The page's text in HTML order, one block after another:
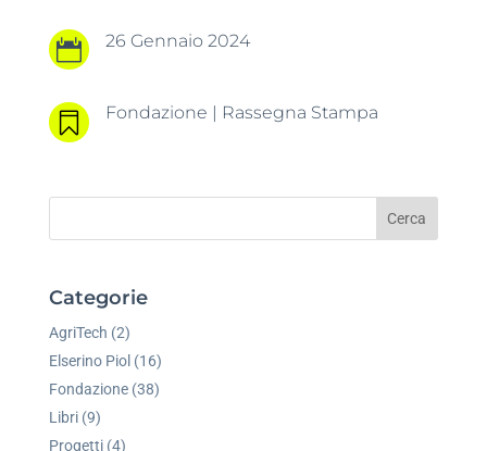
 26 Gennaio 2024
 Fondazione Rassegna Stampa
Cerca
Categorie
AgriTech (2)
Elserino Piol (16)
Fondazione(38)
Libri(9)
Progetti(4)